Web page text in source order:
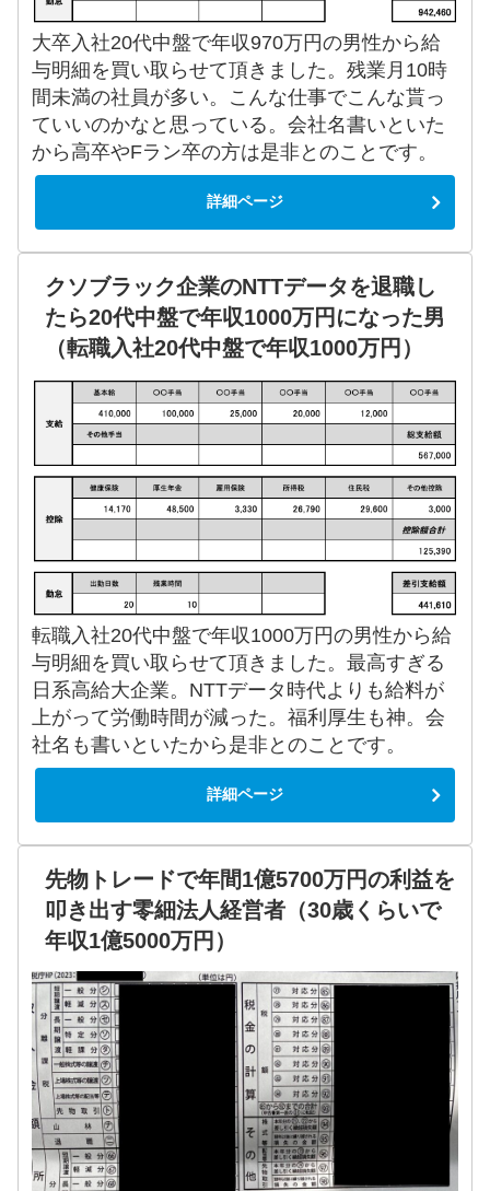
大卒入社20代中盤で年収970万円の男性から給
与明細を買い取らせて頂きました。残業月10時
間未満の社員が多い。こんな仕事でこんな貰っ
ていいのかなと思っている。会社名書いといた
から高卒やFラン卒の方は是非とのことです。
詳細ページ
クソブラック企業のNTTデータを退職し
たら20代中盤で年収1000万円になった男
（転職入社20代中盤で年収1000万円）
転職入社20代中盤で年収1000万円の男性から給
与明細を買い取らせて頂きました。最高すぎる
日系高給大企業。NTTデータ時代よりも給料が
上がって労働時間が減った。福利厚生も神。会
社名も書いといたから是非とのことです。
詳細ページ
先物トレードで年間1億5700万円の利益を
叩き出す零細法人経営者（30歳くらいで
年収1億5000万円）